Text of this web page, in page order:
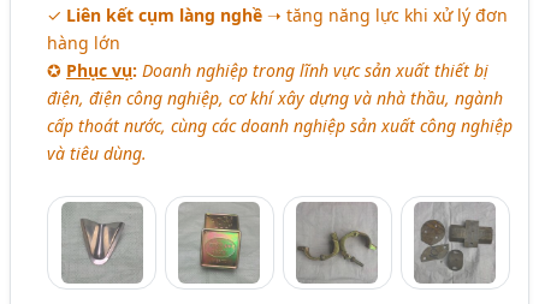
✓ Liên kết cụm làng nghề ➝ tăng năng lực khi xử lý đơn
hàng lớn
✪ Phục vụ: Doanh nghiệp trong lĩnh vực sản xuất thiết bị
điện, điện công nghiệp, cơ khí xây dựng và nhà thầu, ngành
cấp thoát nước, cùng các doanh nghiệp sản xuất công nghiệp
và tiêu dùng.